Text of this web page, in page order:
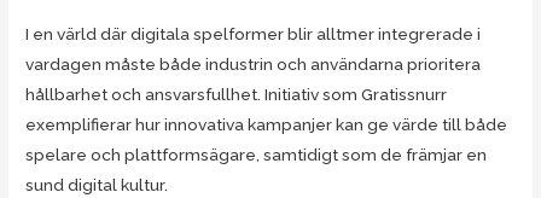
I en värld där digitala spelformer blir alltmer integrerade i
vardagen måste både industrin och användarna prioritera
hållbarhet och ansvarsfullhet. Initiativ som Gratissnurr
exemplifierar hur innovativa kampanjer kan ge värde till både
spelare och plattformsägare, samtidigt som de främjar en
sund digital kultur.